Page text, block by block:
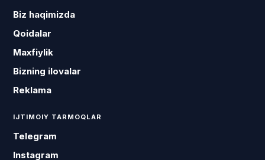
Biz haqimizda
Qoidalar
Maxfiylik
Bizning ilovalar
Reklama
IJTIMOIY TARMOQLAR
Telegram
Instagram